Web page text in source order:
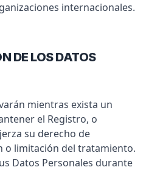
internacionales.
DE LOS DATOS
mientras exista un
el Registro, o
su derecho de
o limitación del tratamiento.
Datos Personales durante